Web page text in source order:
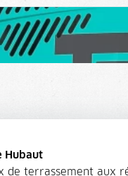
Hubaut
de terrassement aux